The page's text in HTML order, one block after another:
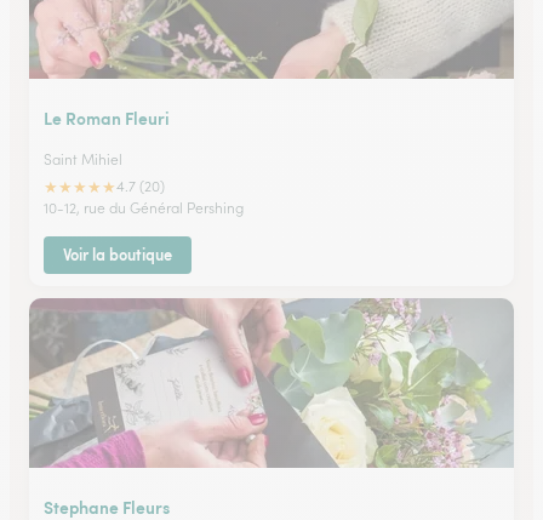
Le Roman Fleuri
Saint Mihiel
★★★★★4.7 (20)
10-12, rue du Général Pershing
Voir la boutique
Stephane Fleurs